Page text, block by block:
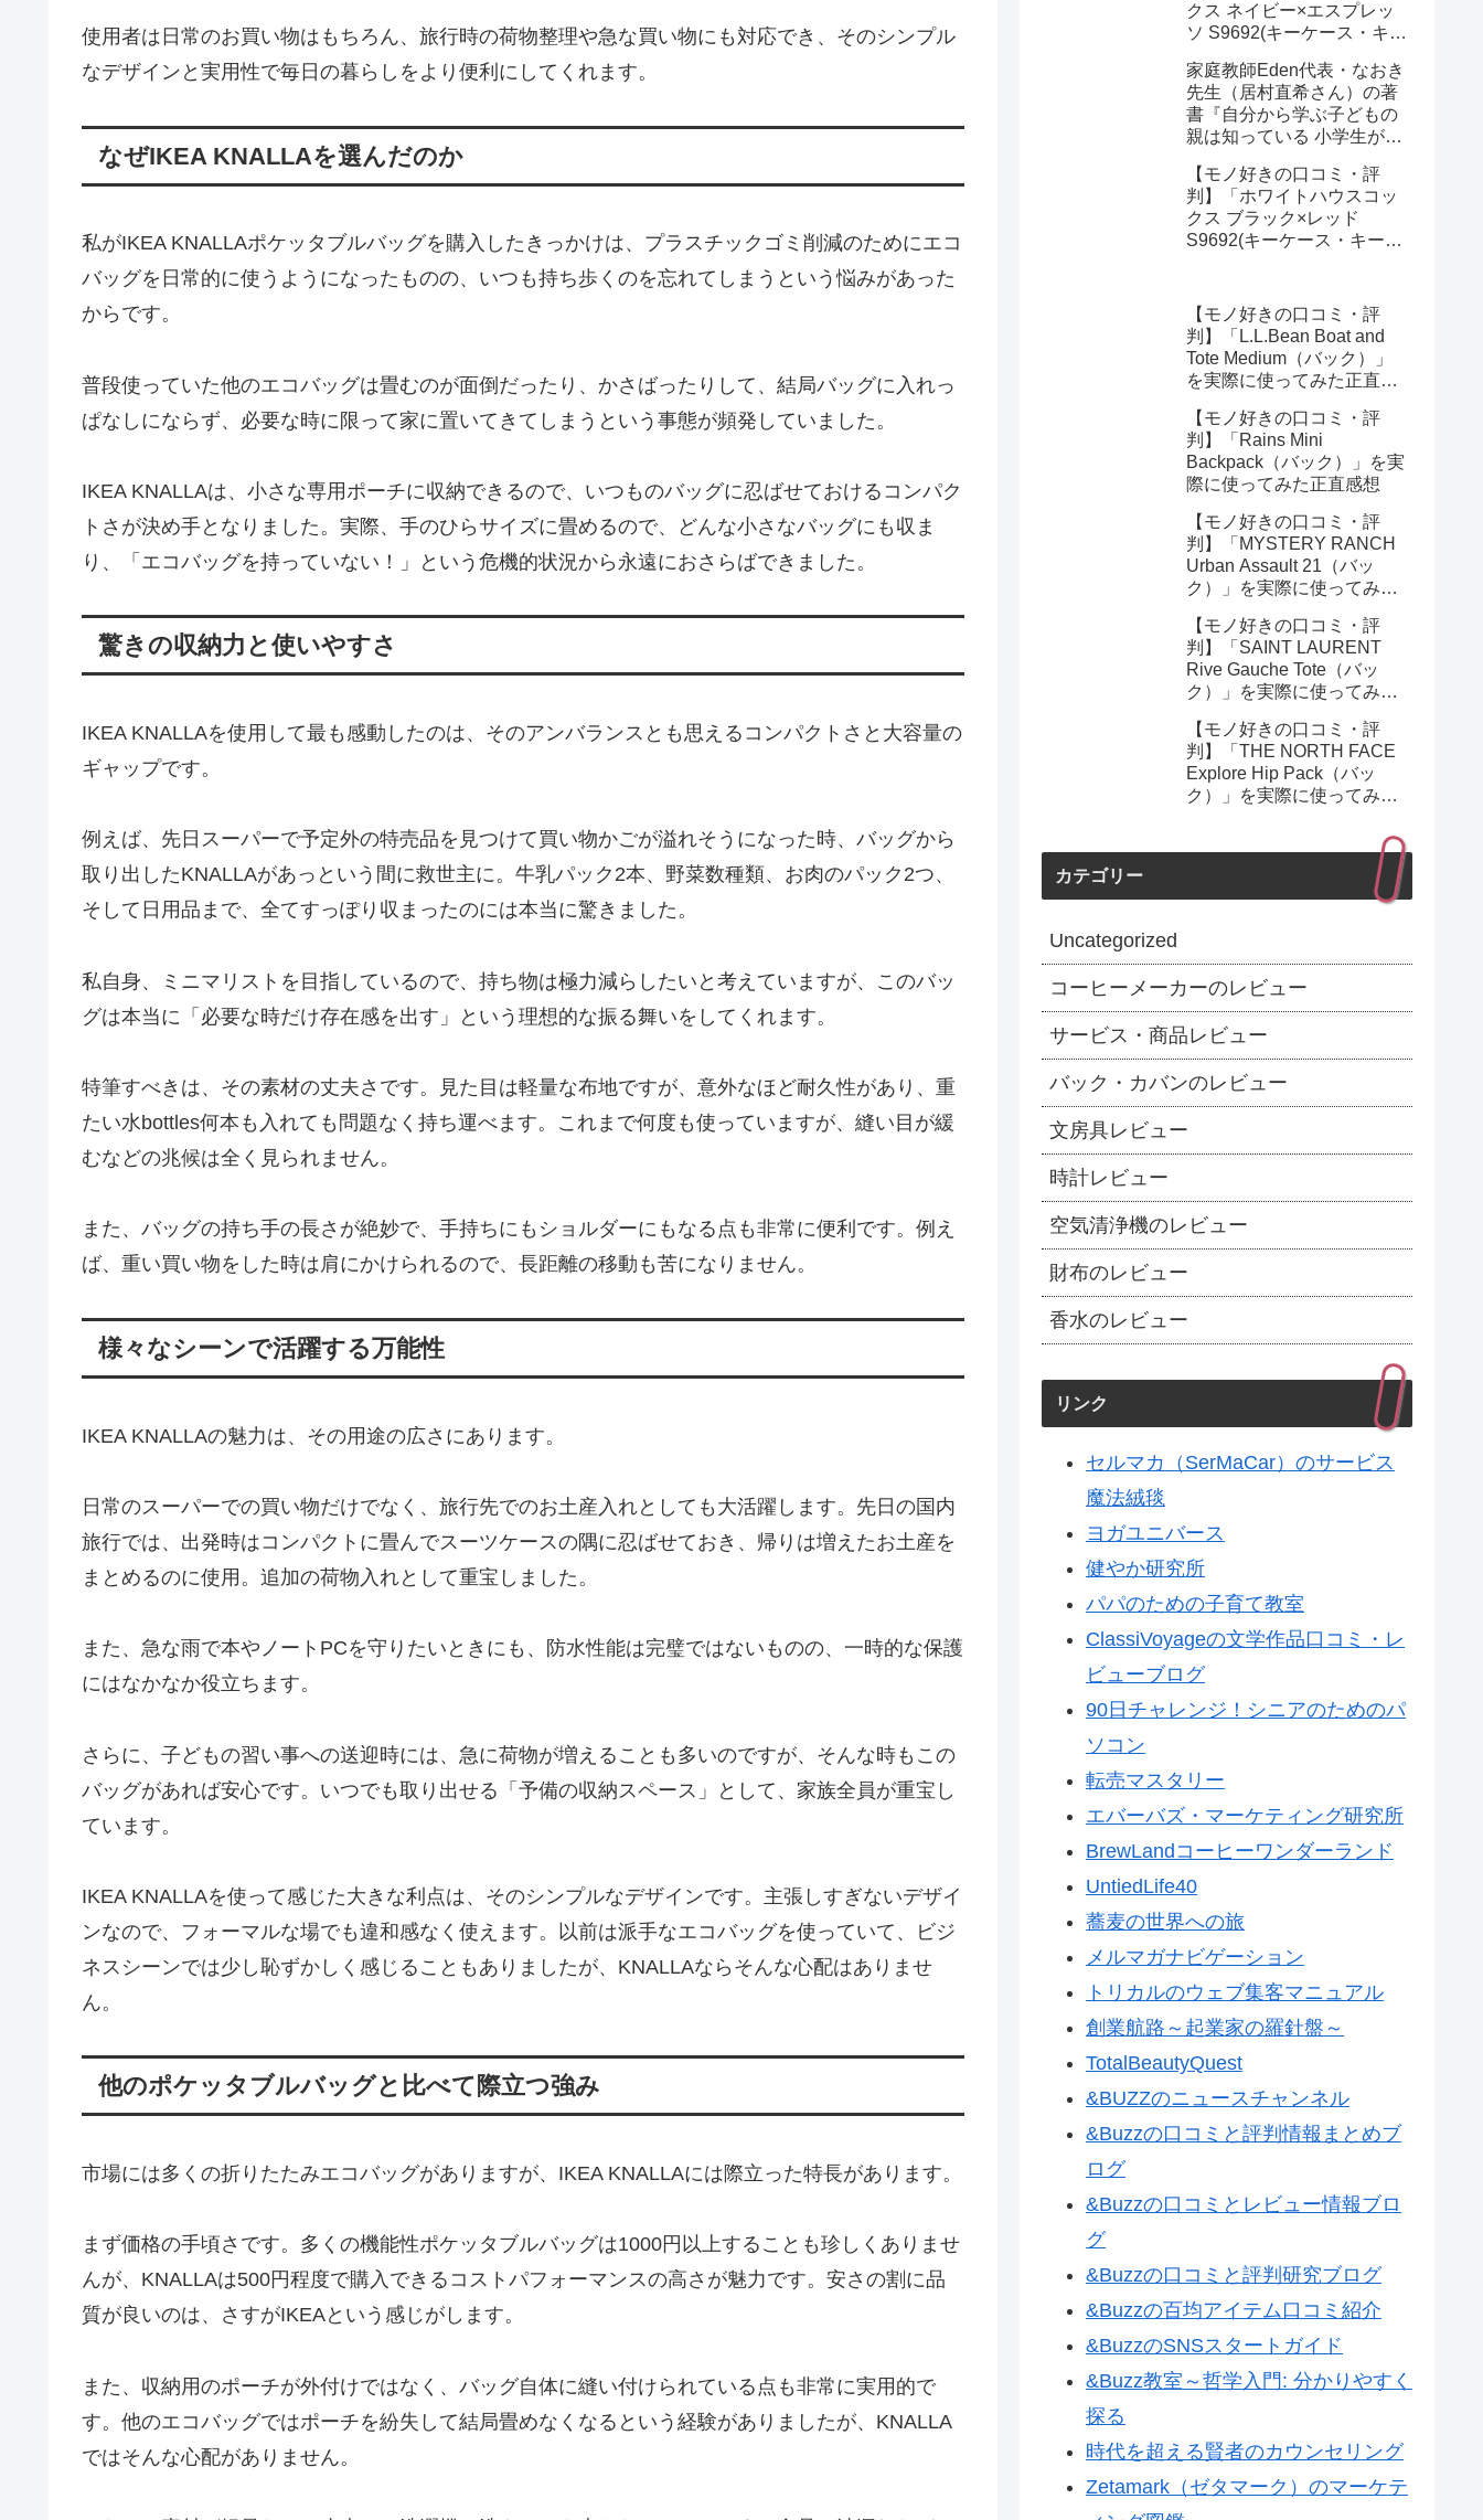
使用者は日常のお買い物はもちろん、旅行時の荷物整理や急な買い物にも対応でき、そのシンプル
なデザインと実用性で毎日の暮らしをより便利にしてくれます。
なぜIKEA KNALLAを選んだのか
私がIKEA KNALLAポケッタブルバッグを購入したきっかけは、プラスチックゴミ削減のためにエコ
バッグを日常的に使うようになったものの、いつも持ち歩くのを忘れてしまうという悩みがあった
からです。
普段使っていた他のエコバッグは畳むのが面倒だったり、かさばったりして、結局バッグに入れっ
ぱなしにならず、必要な時に限って家に置いてきてしまうという事態が頻発していました。
IKEA KNALLAは、小さな専用ポーチに収納できるので、いつものバッグに忍ばせておけるコンパク
トさが決め手となりました。実際、手のひらサイズに畳めるので、どんな小さなバッグにも収ま
り、「エコバッグを持っていない！」という危機的状況から永遠におさらばできました。
驚きの収納力と使いやすさ
IKEA KNALLAを使用して最も感動したのは、そのアンバランスとも思えるコンパクトさと大容量の
ギャップです。
例えば、先日スーパーで予定外の特売品を見つけて買い物かごが溢れそうになった時、バッグから
取り出したKNALLAがあっという間に救世主に。牛乳パック2本、野菜数種類、お肉のパック2つ、
そして日用品まで、全てすっぽり収まったのには本当に驚きました。
私自身、ミニマリストを目指しているので、持ち物は極力減らしたいと考えていますが、このバッ
グは本当に「必要な時だけ存在感を出す」という理想的な振る舞いをしてくれます。
特筆すべきは、その素材の丈夫さです。見た目は軽量な布地ですが、意外なほど耐久性があり、重
たい水bottles何本も入れても問題なく持ち運べます。これまで何度も使っていますが、縫い目が緩
むなどの兆候は全く見られません。
また、バッグの持ち手の長さが絶妙で、手持ちにもショルダーにもなる点も非常に便利です。例え
ば、重い買い物をした時は肩にかけられるので、長距離の移動も苦になりません。
様々なシーンで活躍する万能性
IKEA KNALLAの魅力は、その用途の広さにあります。
日常のスーパーでの買い物だけでなく、旅行先でのお土産入れとしても大活躍します。先日の国内
旅行では、出発時はコンパクトに畳んでスーツケースの隅に忍ばせておき、帰りは増えたお土産を
まとめるのに使用。追加の荷物入れとして重宝しました。
また、急な雨で本やノートPCを守りたいときにも、防水性能は完璧ではないものの、一時的な保護
にはなかなか役立ちます。
さらに、子どもの習い事への送迎時には、急に荷物が増えることも多いのですが、そんな時もこの
バッグがあれば安心です。いつでも取り出せる「予備の収納スペース」として、家族全員が重宝し
ています。
IKEA KNALLAを使って感じた大きな利点は、そのシンプルなデザインです。主張しすぎないデザイ
ンなので、フォーマルな場でも違和感なく使えます。以前は派手なエコバッグを使っていて、ビジ
ネスシーンでは少し恥ずかしく感じることもありましたが、KNALLAならそんな心配はありませ
ん。
他のポケッタブルバッグと比べて際立つ強み
市場には多くの折りたたみエコバッグがありますが、IKEA KNALLAには際立った特長があります。
まず価格の手頃さです。多くの機能性ポケッタブルバッグは1000円以上することも珍しくありませ
んが、KNALLAは500円程度で購入できるコストパフォーマンスの高さが魅力です。安さの割に品
質が良いのは、さすがIKEAという感じがします。
また、収納用のポーチが外付けではなく、バッグ自体に縫い付けられている点も非常に実用的で
す。他のエコバッグではポーチを紛失して結局畳めなくなるという経験がありましたが、KNALLA
ではそんな心配がありません。
クス ネイビー×エスプレッ
ソ S9692(キーケース・キー
使ってみた正直感想
家庭教師Eden代表・なおき
先生（居村直希さん）の著
書『自分から学ぶ子どもの
親は知っている 小学生が勉
（総合法令出版）を編集部
が紹介します
【モノ好きの口コミ・評
判】「ホワイトハウスコッ
クス ブラック×レッド
S9692(キーケース・キーオ
【モノ好きの口コミ・評
判】「L.L.Bean Boat and
Tote Medium（バック）」
を実際に使ってみた正直感
【モノ好きの口コミ・評
判】「Rains Mini
Backpack（バック）」を実
際に使ってみた正直感想
【モノ好きの口コミ・評
判】「MYSTERY RANCH
Urban Assault 21（バッ
ク）」を実際に使ってみた
【モノ好きの口コミ・評
判】「SAINT LAURENT
Rive Gauche Tote（バッ
ク）」を実際に使ってみた
【モノ好きの口コミ・評
判】「THE NORTH FACE
Explore Hip Pack（バッ
ク）」を実際に使ってみた
カテゴリー
Uncategorized
コーヒーメーカーのレビュー
サービス・商品レビュー
バック・カバンのレビュー
文房具レビュー
時計レビュー
空気清浄機のレビュー
財布のレビュー
香水のレビュー
リンク
セルマカ（SerMaCar）のサービス
魔法絨毯
ヨガユニバース
健やか研究所
パパのための子育て教室
ClassiVoyageの文学作品口コミ・レ
ビューブログ
90日チャレンジ！シニアのためのパ
ソコン
転売マスタリー
エバーバズ・マーケティング研究所
BrewLandコーヒーワンダーランド
UntiedLife40
蕎麦の世界への旅
メルマガナビゲーション
トリカルのウェブ集客マニュアル
創業航路～起業家の羅針盤～
TotalBeautyQuest
&BUZZのニュースチャンネル
&Buzzの口コミと評判情報まとめブ
ログ
&Buzzの口コミとレビュー情報ブロ
グ
&Buzzの口コミと評判研究ブログ
&Buzzの百均アイテム口コミ紹介
&BuzzのSNSスタートガイド
&Buzz教室～哲学入門: 分かりやすく
探る
時代を超える賢者のカウンセリング
Zetamark（ゼタマーク）のマーケテ